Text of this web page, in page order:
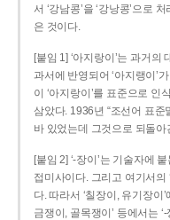
서 ‘강남콩’을 ‘강낭콩’으로
은 것이다.
[붙임 1] ‘아지랑이’는 과거의
과서에 반영되어 ‘아지랭이’
이 ‘아지랑이’를 표준으로 인
삼았다. 1936년 “조선어 표준
바 있었는데 그것으로 되돌아
[붙임 2] ‘-장이’는 기술자에
접미사이다. 그리고 여기서의
다. 따라서 ‘칠장이, 유기장이
금쟁이, 골목쟁이’ 등에서는